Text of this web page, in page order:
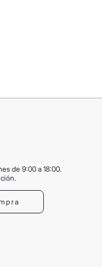
de 9:00 a 18:00.